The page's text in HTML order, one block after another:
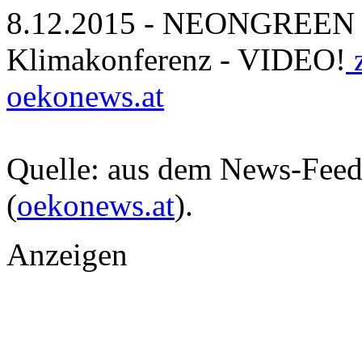
8.12.2015 -
Klimakonferenz - VIDEO!
oekonews.at
Quelle: aus dem News-
(oekonews.at).
Anzeigen